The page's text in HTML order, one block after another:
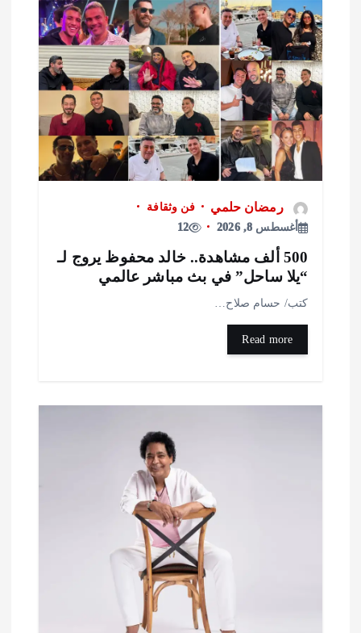
رمضان حلمي
فن وثقافة
أغسطس 8, 2026
12
500 ألف مشاهدة.. خالد محفوظ يروج لـ
ساحل” في بث مباشر عالمي
حسام صلاح…